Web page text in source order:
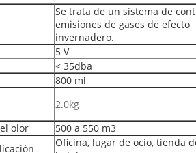
Se trata de un sistema de
emisiones de gases de efecto
invernadero.
5 V
< 35dba
800 ml
2.0kg
olor
500 a 550 m3
Oficina, lugar de ocio, tienda